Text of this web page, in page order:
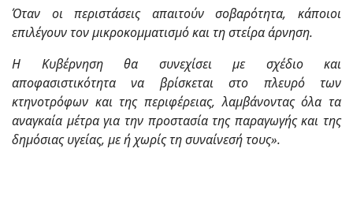
Όταν οι περιστάσεις απαιτούν σοβαρότητα, κάποιοι
επιλέγουν τον μικροκομματισμό και τη στείρα άρνηση.
Η Κυβέρνηση θα συνεχίσει με σχέδιο και
αποφασιστικότητα να βρίσκεται στο πλευρό των
κτηνοτρόφων και της περιφέρειας, λαμβάνοντας όλα τα
αναγκαία μέτρα για την προστασία της παραγωγής και της
δημόσιας υγείας, με ή χωρίς τη συναίνεσή τους».